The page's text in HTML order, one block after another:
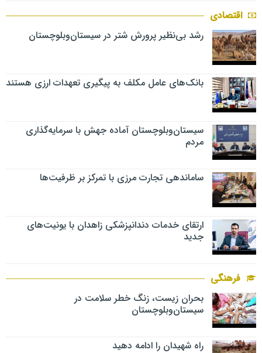
اقتصادی
رشد بی‌نظیر پرورش شتر در سیستان‌وبلوچستان
بانک‌های عامل مکلف به پیگیری تعهدات ارزی هستند
سیستان‌وبلوچستان آماده جهش با سرمایه‌گذاری
مردم
ساماندهی تجارت مرزی با تمرکز بر ظرفیت‌ها
ارتقای خدمات دندانپزشکی زاهدان با یونیت‌های
جدید
فرهنگی
بحران زیست، زنگ خطر سلامت در
سیستان‌وبلوچستان
راه شهیدان را ادامه دهید